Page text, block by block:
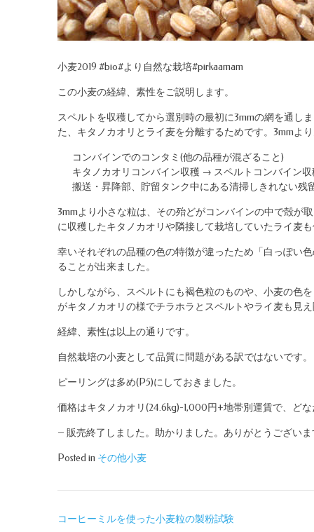
小麦2019 #bio#より自然な栽培#pirkaamam
この小麦の経緯、素性をご説明します。
スペルトを収穫してから選別時の最初に3mmの網を通し
た、キタノカオリとライ麦を分離するためです。3mmよ
コンバインでのコンタミ(他の品種が混ざること)
キタノカオリコンバイン収穫 → スペルトコンバイン
搬送・昇降部、貯留タンク中にある清掃しきれない残
3mmより小さな粒は、その殆どがコンバインの中で殻が
に収穫したキタノカオリや隣接して栽培していたライ麦も
幸いそれぞれの品種の色の特徴が違ったため「白っぽい
ることが出来ました。
しかしながら、スペルトにも褐色粒のものや、小麦の色
がキタノカオリの様でチラホラとスペルトやライ麦も見え
経緯、素性は以上の通りです。
自然栽培の小麦として品質に問題がある訳ではないです。
ピーリングは多め(P5)にしておきました。
価格はキタノカオリ(24.6kg)-1,000円+地帯別運賃で、ど
– 販売終了しました。助かりました。ありがとうござい
Posted in その他小麦
投
コーヒーミルを使った小麦粒の製粉試験